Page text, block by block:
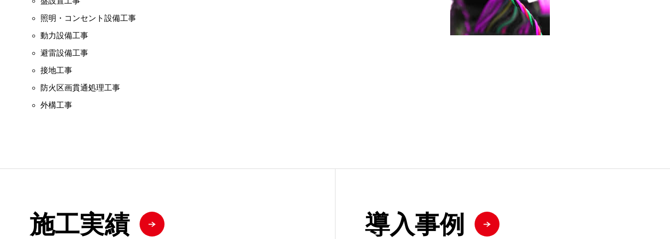
照明・コンセント設備工事
動力設備工事
避雷設備工事
接地工事
防火区画貫通処理工事
外構工事
施工実績 導入事例